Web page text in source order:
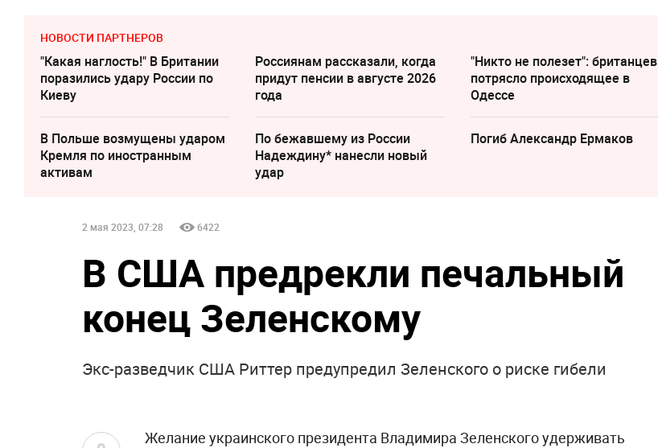
НОВОСТИ ПАРТНЕРОВ
"Какая наглость!" В Британии
поразились удару России по
Киеву
Россиянам рассказали, когда
придут пенсии в августе 2026
года
"Никто не полезет": британцев
потрясло происходящее в
Одессе
В Польше возмущены ударом
Кремля по иностранным
активам
По бежавшему из России
Надеждину* нанесли новый
удар
Погиб Александр Ермаков
2 мая 2023, 07:28 6422
В США предрекли печальный
конец Зеленскому
Экс-разведчик США Риттер предупредил Зеленского о риске гибели
Желание украинского президента Владимира Зеленского удерживать